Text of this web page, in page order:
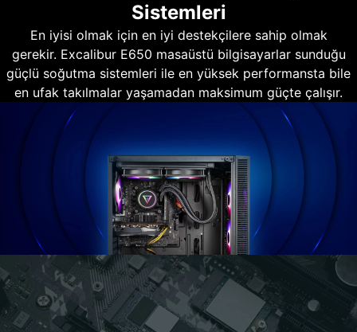
Sistemleri
En iyisi olmak için en iyi destekçilere sahip olmak
gerekir. Excalibur E650 masaüstü bilgisayarlar sunduğu
güçlü soğutma sistemleri ile en yüksek performansta bile
en ufak takılmalar yaşamadan maksimum güçte çalışır.